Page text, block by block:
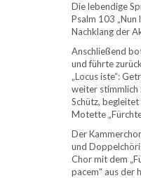
Die lebendige
Psalm 103
Nachklang der
Anschließend
und führte
„Locus iste“:
weiter stimmlich
Schütz,
Motette
Der
und
Chor mit dem
pacem“ aus der